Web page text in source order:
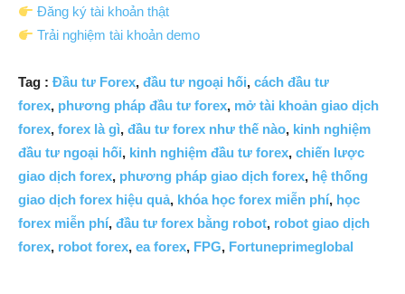
Đăng ký tài khoản thật
Trải nghiệm tài khoản demo
Tag : Đầu tư Forex, đầu tư ngoại hối, cách đầu tư
forex, phương pháp đầu tư forex, mở tài khoản giao dịch
forex, forex là gì, đầu tư forex như thế nào, kinh nghiệm
đầu tư ngoại hối, kinh nghiệm đầu tư forex, chiến lược
giao dịch forex, phương pháp giao dịch forex, hệ thống
giao dịch forex hiệu quả, khóa học forex miễn phí, học
forex miễn phí, đầu tư forex bằng robot, robot giao dịch
forex, robot forex, ea forex, FPG, Fortuneprimeglobal